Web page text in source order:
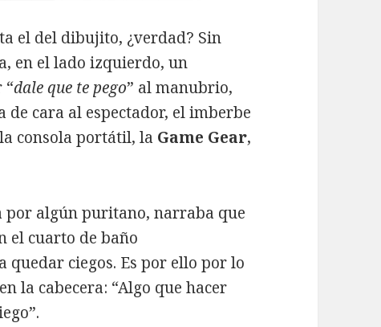
el del dibujito, ¿verdad? Sin
en el lado izquierdo, un
“dale que te pego” al manubrio,
cara al espectador, el imberbe
consola portátil, la Game Gear,
algún puritano, narraba que
el cuarto de baño
quedar ciegos. Es por ello por lo
la cabecera: “Algo que hacer